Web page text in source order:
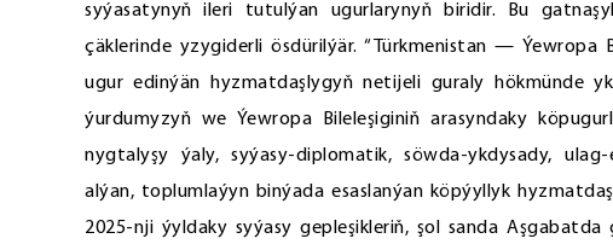
syýasatynyň ileri tutulýan ugurlarynyň biridir. Bu
çäklerinde yzygiderli ösdürilýär. “Türkmenistan —
ugur edinýän hyzmatdaşlygyň netijeli guraly hökmünde
ýurdumyzyň we Ýewropa Bileleşiginiň arasyndaky
nygtalyşy ýaly, syýasy-diplomatik, söwda-ykdysady,
alýan, toplumlaýyn binýada esaslanýan köpýyllyk
2025-nji ýyldaky syýasy gepleşikleriň, şol sanda